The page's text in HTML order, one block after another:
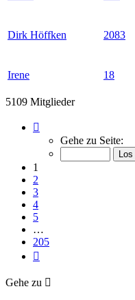
Dirk Höffken 2083
Irene 18
5109 Mitglieder
von
Gehe zu Seite:
1
2
3
4
5
…
205
Gehe zu